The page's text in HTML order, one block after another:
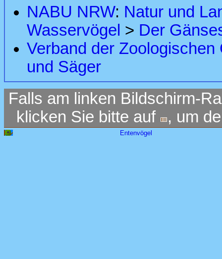
NABU NRW: Natur und
Wasservögel > Der
Verband der Zoologischen
und Säger
Falls am linken Bildschirm-
klicken Sie bitte auf
, um
Entenvögel